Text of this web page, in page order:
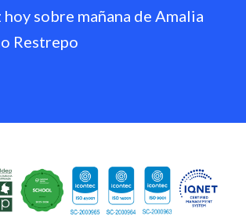
hoy sobre mañana de Amalia
Restrepo